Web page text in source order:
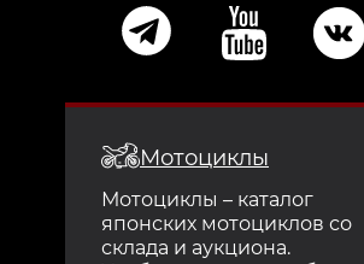
Мотоциклы
Мотоциклы – каталог
японских мотоциклов со
склада и аукциона.